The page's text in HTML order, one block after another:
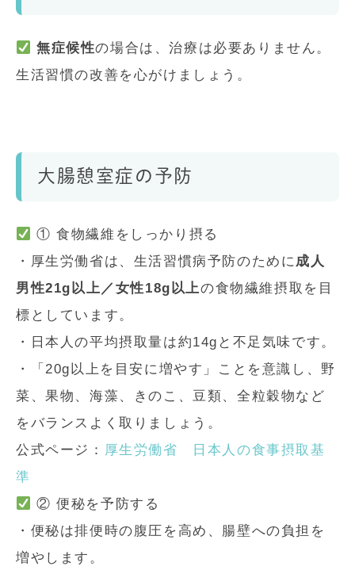
無症候性の場合は、治療は必要ありません。
生活習慣の改善を心がけましょう。
大腸憩室症の予防
① 食物繊維をしっかり摂る
・厚生労働省は、生活習慣病予防のために成人
男性21g以上／女性18g以上の食物繊維摂取を目
標としています。
・日本人の平均摂取量は約14gと不足気味です。
・「20g以上を目安に増やす」ことを意識し、野
菜、果物、海藻、きのこ、豆類、全粒穀物など
をバランスよく取りましょう。
公式ページ： 厚生労働省 日本人の食事摂取基
準
② 便秘を予防する
・便秘は排便時の腹圧を高め、腸壁への負担を
増やします。